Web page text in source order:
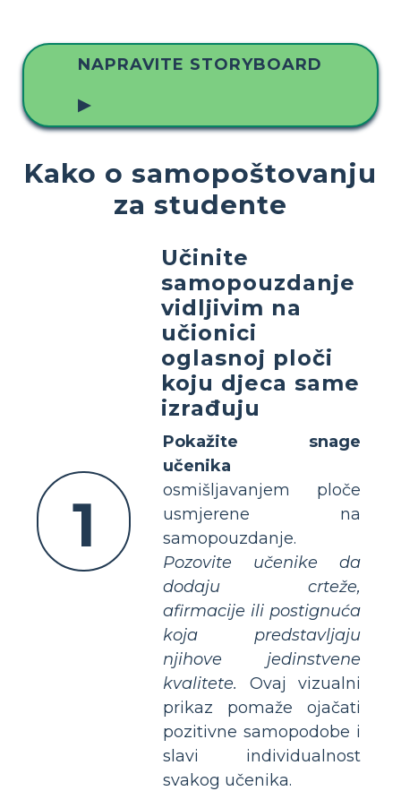
NAPRAVITE STORYBOARD
▶
Kako o samopoštovanju
za studente
1
Učinite
samopouzdanje
vidljivim na
učionici
oglasnoj ploči
koju djeca same
izrađuju
Pokažite snage
učenika
osmišljavanjem ploče
usmjerene na
samopouzdanje.
Pozovite učenike da
dodaju crteže,
afirmacije ili postignuća
koja predstavljaju
njihove jedinstvene
kvalitete. Ovaj vizualni
prikaz pomaže ojačati
pozitivne samopodobe i
slavi individualnost
svakog učenika.